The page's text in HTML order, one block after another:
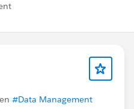
#Data Management